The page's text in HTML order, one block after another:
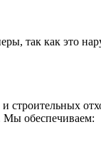
так как это
строительных
Мы обеспечиваем: